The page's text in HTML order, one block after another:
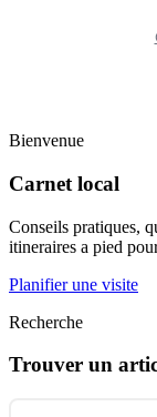
Bienvenue
Carnet local
Conseils pratiques,
itineraires a pied
Planifier une visite
Recherche
Trouver un